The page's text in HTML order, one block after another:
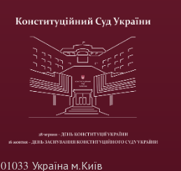
01033 Україна м.Київ